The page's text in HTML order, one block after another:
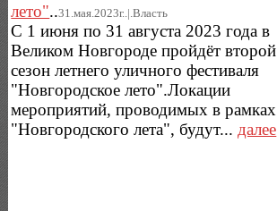
лето"..31.мая.2023г..|.Власть
С 1 июня по 31 августа 2023 года в
Великом Новгороде пройдёт второй
сезон летнего уличного фестиваля
"Новгородское лето".Локации
мероприятий, проводимых в рамках
"Новгородского лета", будут... далее